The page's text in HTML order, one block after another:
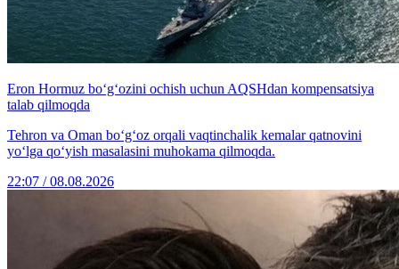
Eron Hormuz bo‘g‘ozini ochish uchun AQSHdan kompensatsiya
talab qilmoqda
Tehron va Oman bo‘g‘oz orqali vaqtinchalik kemalar qatnovini
yo‘lga qo‘yish masalasini muhokama qilmoqda.
22:07 / 08.08.2026